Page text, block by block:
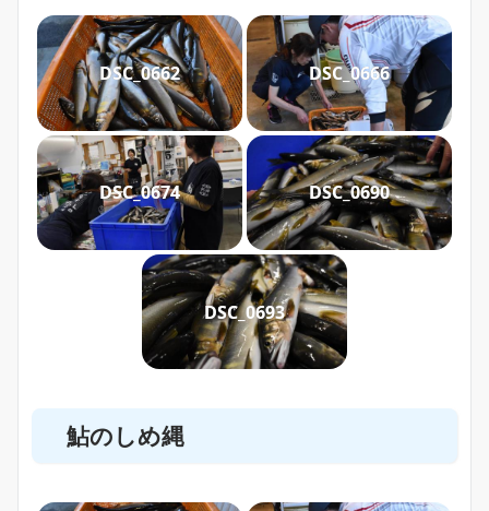
DSC_0662 DSC_0666
DSC_0674 DSC_0690
DSC_0693
鮎のしめ縄